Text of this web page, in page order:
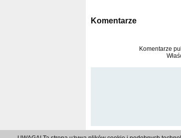
Komentarze
Komentarze